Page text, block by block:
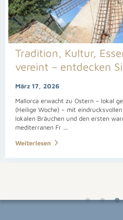
Tradition, Kultur,
vereint – entdecken
März 17, 2026
Mallorca erwacht zu Ostern – lokal
(Heilige Woche) – mit
lokalen Bräuchen und den ersten
mediterranen Fr ...
Weiterlesen